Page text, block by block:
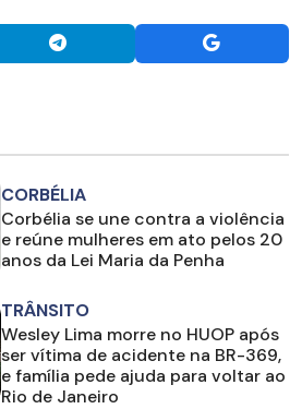
CORBÉLIA
Corbélia se une contra a violência
e reúne mulheres em ato pelos 20
anos da Lei Maria da Penha
TRÂNSITO
Wesley Lima morre no HUOP após
ser vítima de acidente na BR-369,
e família pede ajuda para voltar ao
Rio de Janeiro